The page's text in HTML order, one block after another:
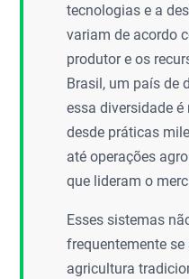
tecnologias e a
variam de acordo
produtor e os
Brasil, um país de
essa diversidade
desde práticas
até operações
que lideram o
Esses sistemas
frequentemente se
agricultura